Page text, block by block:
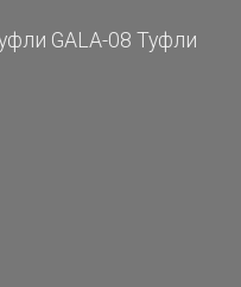
GALA-08 Туфли